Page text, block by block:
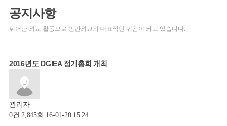
공지사항
뛰어난 외교 활동으로 민간외교의 대표적인 귀감이 되고 있습니다.
2016년도 DGIEA 정기총회 개최
관리자
0건 2,845회 16-01-20 15:24